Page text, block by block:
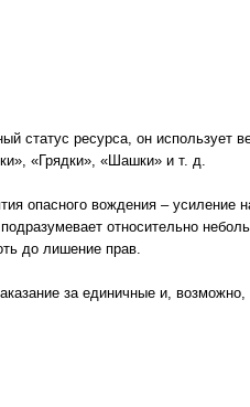
статус ресурса, он использует
«Грядки», «Шашки» и т. д.
опасного вождения – усиление
относительно
до лишение прав.
за единичные и,